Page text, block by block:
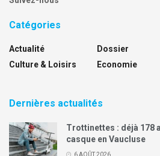
Catégories
Actualité
Culture & Loisirs
Dossier
Economie
Dernières actualités
Trottinettes : déjà 178
casque en Vaucluse
6 AOÛT 2026